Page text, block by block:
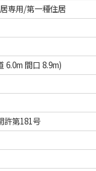
専用/第一種住居
6.0m 間口 8.9m)
許第181号